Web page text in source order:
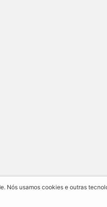
Nós usamos cookies e outras